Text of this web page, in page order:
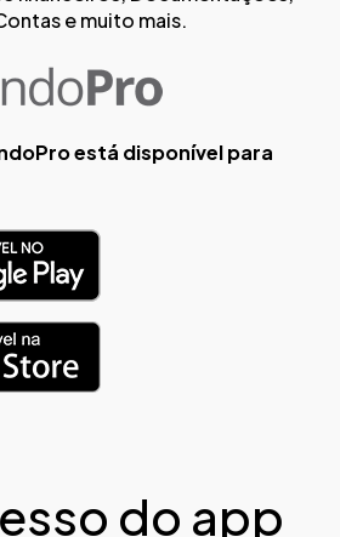
e muito mais.
está disponível para
do app